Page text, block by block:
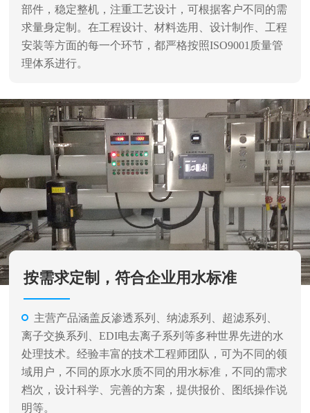
按需求定制，符合企业用水标准
主营产品涵盖反渗透系列、纳滤系列、超滤系列、
离子交换系列、EDI电去离子系列等多种世界先进的水
处理技术。经验丰富的技术工程师团队，可为不同的领
域用户，不同的原水水质不同的用水标准，不同的需求
档次，设计科学、完善的方案，提供报价、图纸操作说